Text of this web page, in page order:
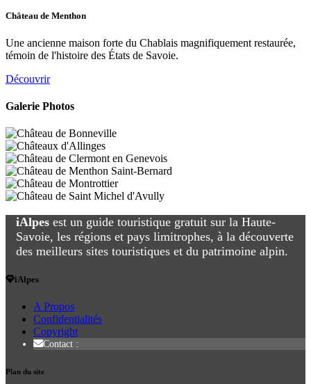
Château de Menthon
Une ancienne maison forte du Chablais magnifiquement restaurée,
témoin de l'histoire des États de Savoie.
Découvrir
Galerie Photos
iAlpes est un guide touristique gratuit sur la Haute-
Savoie, les régions et pays limitrophes, à la découverte
des meilleurs sites touristiques et du patrimoine alpin.
iAlpes
A Propos
Confidentialités
Copyright
Contact :
Plan du site